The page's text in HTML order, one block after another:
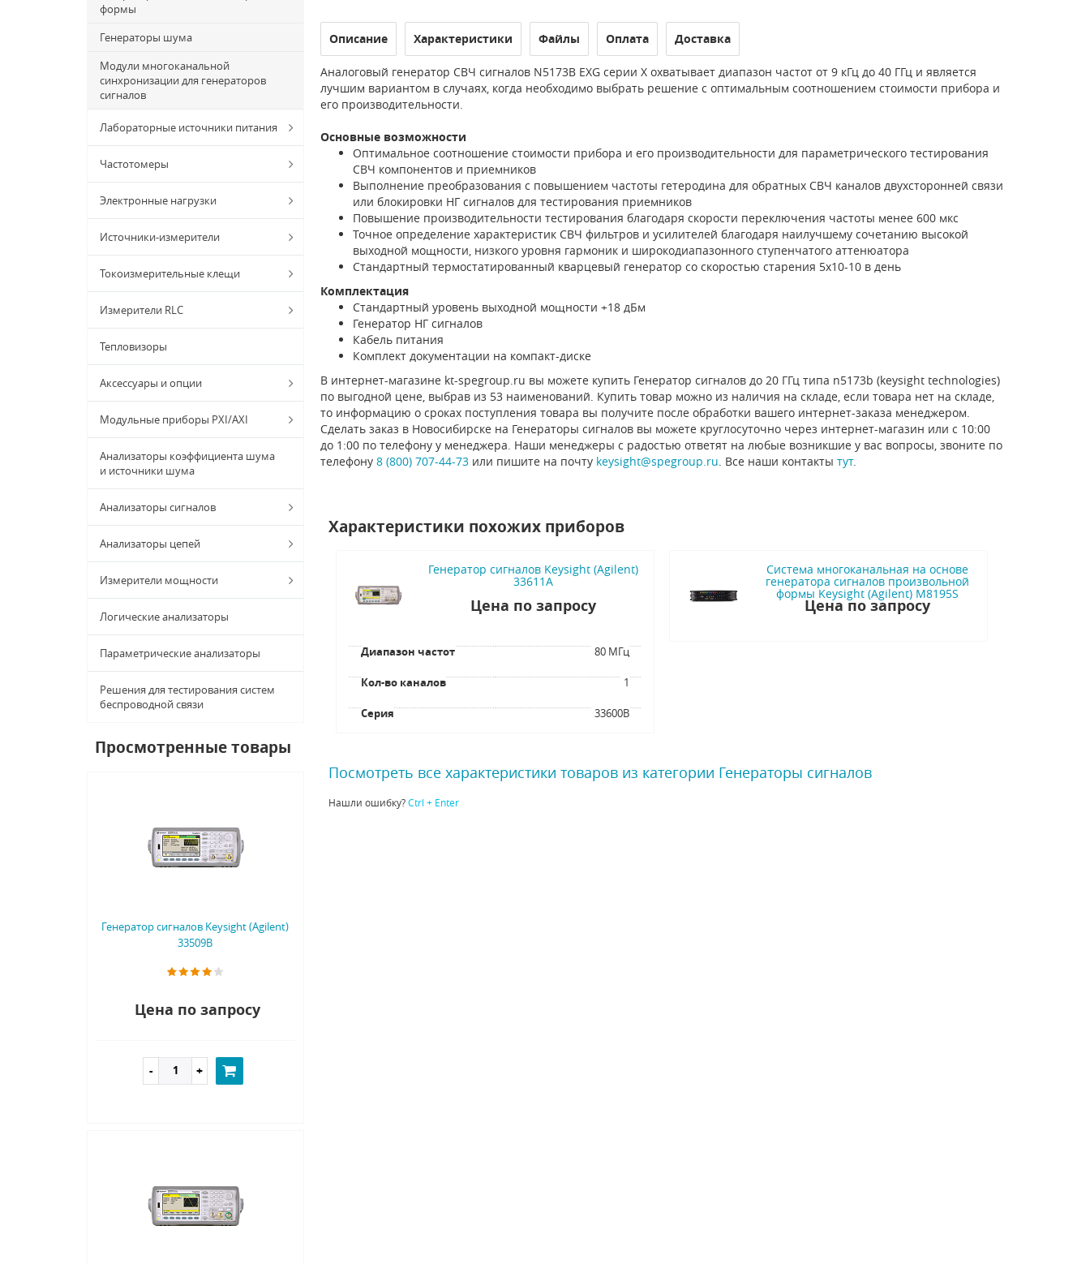
формы
Генераторы шума
Модули многоканальной
синхронизации для генераторов
сигналов
Лабораторные источники питания
Частотомеры
Электронные нагрузки
Источники-измерители
Токоизмерительные клещи
Измерители RLC
Тепловизоры
Аксессуары и опции
Модульные приборы PXI/AXI
Анализаторы коэффициента шума
и источники шума
Анализаторы сигналов
Анализаторы цепей
Измерители мощности
Логические анализаторы
Параметрические анализаторы
Решения для тестирования систем
беспроводной связи
Просмотренные товары
Генератор сигналов Keysight (Agilent)
33509B
Цена по запросу
Описание Характеристики Файлы Оплата Доставка
Аналоговый генератор СВЧ сигналов N5173B EXG серии X охватывает диапазон частот от 9 кГц до 40 ГГц и является
лучшим вариантом в случаях, когда необходимо выбрать решение с оптимальным соотношением стоимости прибора и
его производительности.
Основные возможности
Оптимальное соотношение стоимости прибора и его производительности для параметрического тестирования
СВЧ компонентов и приемников
Выполнение преобразования с повышением частоты гетеродина для обратных СВЧ каналов двухсторонней связи
или блокировки НГ сигналов для тестирования приемников
Повышение производительности тестирования благодаря скорости переключения частоты менее 600 мкс
Точное определение характеристик СВЧ фильтров и усилителей благодаря наилучшему сочетанию высокой
выходной мощности, низкого уровня гармоник и широкодиапазонного ступенчатого аттенюатора
Стандартный термостатированный кварцевый генератор со скоростью старения 5x10-10 в день
Комплектация
Стандартный уровень выходной мощности +18 дБм
Генератор НГ сигналов
Кабель питания
Комплект документации на компакт-диске
В интернет-магазине kt-spegroup.ru вы можете купить Генератор сигналов до 20 ГГц типа n5173b (keysight technologies)
по выгодной цене, выбрав из 53 наименований. Купить товар можно из наличия на складе, если товара нет на складе,
то информацию о сроках поступления товара вы получите после обработки вашего интернет-заказа менеджером.
Сделать заказ в Новосибирске на Генераторы сигналов вы можете круглосуточно через интернет-магазин или с 10:00
до 1:00 по телефону у менеджера. Наши менеджеры с радостью ответят на любые возникшие у вас вопросы, звоните по
телефону 8 (800) 707-44-73или пишите на почту keysight@spegroup.ru . Все наши контакты тут.
Характеристики похожих приборов
Генератор сигналов Keysight (Agilent)
33611A
Цена по запросу
Диапазон частот 80 МГц
Кол-во каналов 1
Серия 33600B
Система многоканальная на основе
генератора сигналов произвольной
формы Keysight (Agilent) M8195S
Цена по запросу
Посмотреть все характеристики товаров из категории Генераторы сигналов
Нашли ошибку?Ctrl + Enter